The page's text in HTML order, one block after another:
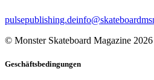
pulsepublishing.de
© Monster Skateboard Magazine 2026
Geschäftsbedingungen